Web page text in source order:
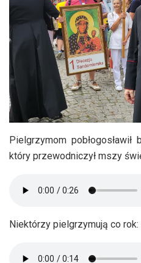
Pielgrzymom
który przewodniczył mszy
Niektórzy pielgrzymują co rok: